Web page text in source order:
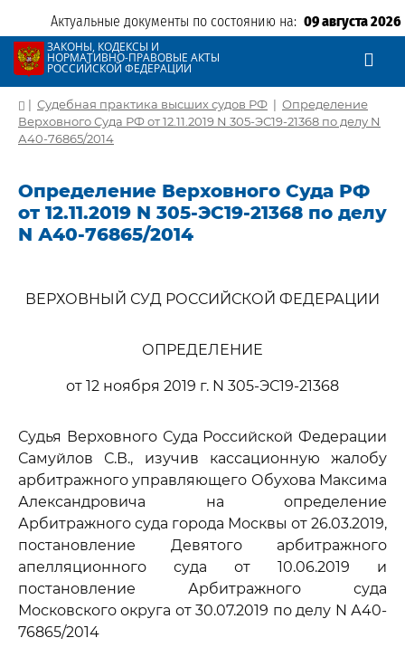
Актуальные документы по состоянию на: 09 августа 2026
ЗАКОНЫ, КОДЕКСЫ И
НОРМАТИВНО-ПРАВОВЫЕ АКТЫ
РОССИЙСКОЙ ФЕДЕРАЦИИ
| Судебная практика высших судов РФ | Определение
Верховного Суда РФ от 12.11.2019 N 305-ЭС19-21368 по делу N
А40-76865/2014
Определение Верховного Суда РФ
от 12.11.2019 N 305-ЭС19-21368 по делу
N А40-76865/2014
ВЕРХОВНЫЙ СУД РОССИЙСКОЙ ФЕДЕРАЦИИ
ОПРЕДЕЛЕНИЕ
от 12 ноября 2019 г. N 305-ЭС19-21368
Судья Верховного Суда Российской Федерации
Самуйлов С.В., изучив кассационную жалобу
арбитражного управляющего Обухова Максима
Александровича на определение
Арбитражного суда города Москвы от 26.03.2019,
постановление Девятого арбитражного
апелляционного суда от 10.06.2019 и
постановление Арбитражного суда
Московского округа от 30.07.2019 по делу N А40-
76865/2014